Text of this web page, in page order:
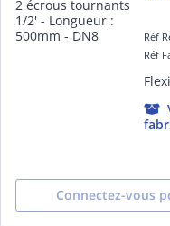
Réf
Réf
Connectez-vous